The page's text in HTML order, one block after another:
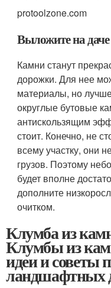
protoolzone.com
Выложите на
Камни станут
дорожки. Для нее
материалы, но
округлые бутовые
антискользящим
стоит. Конечно, не
всему участку, они
грузов. Поэтому
будет вполне
дополните
очитком.
Клумба из
Клумбы из
идеи и советы
ландшафтных